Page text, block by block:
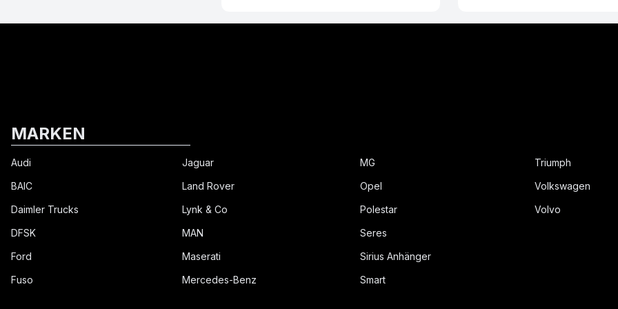
MARKEN
Audi
BAIC
Daimler Trucks
DFSK
Ford
Fuso
Jaguar
Land Rover
Lynk & Co
MAN
Maserati
Mercedes-Benz
MG
Opel
Polestar
Seres
Sirius Anhänger
Smart
Triumph
Volkswagen
Volvo